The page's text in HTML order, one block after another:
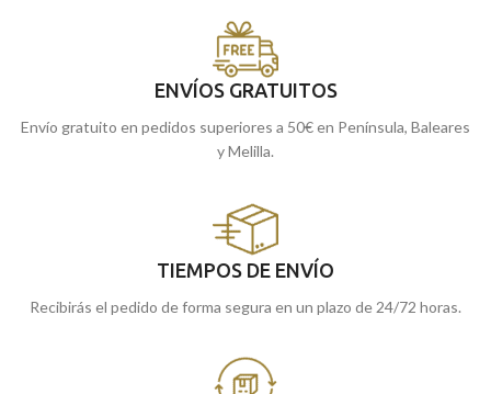
ENVÍOS GRATUITOS
Envío gratuito en pedidos superiores a 50€ en Península, Baleares
y Melilla.
TIEMPOS DE ENVÍO
Recibirás el pedido de forma segura en un plazo de 24/72 horas.